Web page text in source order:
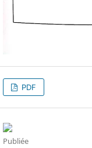
PDF
Publiée